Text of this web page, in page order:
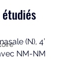
(N), 4’
NM-NM